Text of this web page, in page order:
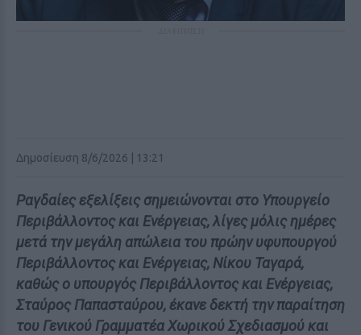
Δημοσίευση 8/6/2026 | 13:21
Ραγδαίες εξελίξεις σημειώνονται στο Υπουργείο
Περιβάλλοντος και Ενέργειας, λίγες μόλις ημέρες
μετά την μεγάλη απώλεια του πρώην υφυπουργού
Περιβάλλοντος και Ενέργειας, Νίκου Ταγαρά,
καθώς ο υπουργός Περιβάλλοντος και Ενέργειας,
Σταύρος Παπασταύρου, έκανε δεκτή την παραίτηση
του Γενικού Γραμματέα Χωρικού Σχεδιασμού και